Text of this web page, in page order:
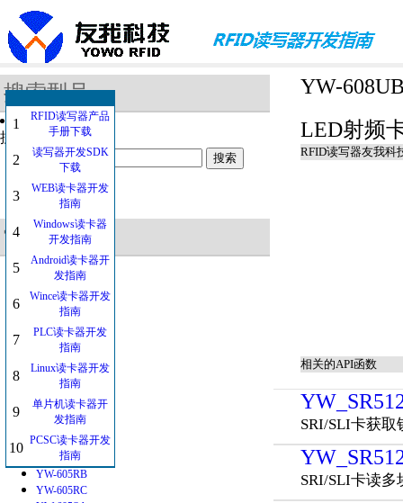
搜索型号
搜索的关键字：
常用的型号
YW-607
YW-605HA
YW-608SA
YW-610SA
SDT-HA
YW-627
SDT-KA
YW-401-C
YW-615
YW-602-H
YW-605RA
YW-605RB
YW-605RC
YW-
LED射频
RFID读写器友我科
相关的API函数
SRI/SLI卡获取
SRI/SLI卡读多
1
RFID读写器产品
手册下载
2
读写器开发SDK
下载
3
WEB读卡器开发
指南
4
Windows读卡器
开发指南
5
Android读卡器开
发指南
6
Wince读卡器开发
指南
7
PLC读卡器开发
指南
8
Linux读卡器开发
指南
9
单片机读卡器开
发指南
10 PCSC读卡器开发
指南